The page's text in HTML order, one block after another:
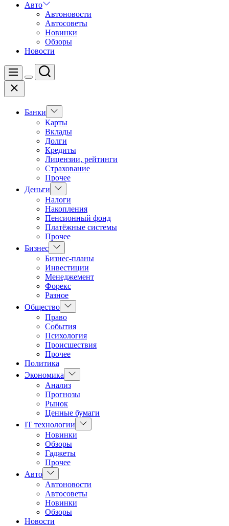
Авто
Автоновости
Автосоветы
Новинки
Обзоры
Новости
Меню
Цвет
Поиск
Закрыть
Банки
Показать
подменю
Карты
Вклады
Долги
Кредиты
Лицензии, рейтинги
Страхование
Прочее
Деньги
Показать
подменю
Налоги
Накопления
Пенсионный фонд
Платёжные системы
Прочее
Бизнес Показать
подменю
Бизнес-планы
Инвестиции
Менеджемент
Форекс
Разное
Общество Показать
подменю
Право
События
Психология
Происшествия
Прочее
Политика
Экономика
Показать
подменю
Анализ
Прогнозы
Рынок
Ценные бумаги
IT технологии
Показать
подменю
Новинки
Обзоры
Гаджеты
Прочее
Авто Показать
подменю
Автоновости
Автосоветы
Новинки
Обзоры
Новости